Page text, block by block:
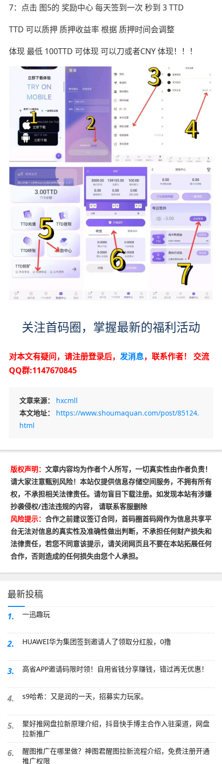
7：点击 图5的 奖励中心 每天签到一次 秒到 3 TTD
TTD 可以质押 质押收益率 根据 质押时间会调整
体现 最低 100TTD 可体现 可以刀或者CNY 体现！！！
关注首码圈，掌握最新的福利活动
对本文有疑问，请注册登录后， 发消息，联系作者！ 交流
QQ群:1147670845
文章来源：
hxcmll
本文地址：
https://www.shoumaquan.com/post/85124.
html
版权声明： 文章内容均为作者个人所写，一切真实性由作者负责！
请大家注意甄别风险！本站仅提供信息存储空间服务，不拥有所有
权，不承担相关法律责任。请勿盲目下载注册。如发现本站有涉嫌
抄袭侵权/违法违规的内容， 请联系客服删除
风险提示： 合作之前建议签订合同，首码圈首码网作为信息共享平
台无法对信息的真实性及准确性做出判断，不承担任何财产损失和
法律责任，若您不同意该提示，请关闭网页且不要在本站拓展任何
合作，否则造成的任何损失由您个人承担。
最新投稿
1. 一迅趣玩
2. HUAWEI华为集团签到邀请人了领取分红股，0撸
3. 高省APP邀请码限时领！自用省钱分享赚钱，错过再无优惠！
4. s9哈希：又是润的一天，招募实力玩家。
5.
聚好推网盘拉新原理介绍，抖音快手博主合作入驻渠道，网盘
拉新推广
6.
醒图推广在哪里做？神图君醒图拉新流程介绍，免费注册开通
推广权限